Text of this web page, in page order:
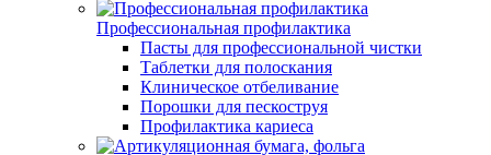
Профессиональная профилактика
Пасты для профессиональной чистки
Таблетки для полоскания
Клиническое отбеливание
Порошки для пескоструя
Профилактика кариеса